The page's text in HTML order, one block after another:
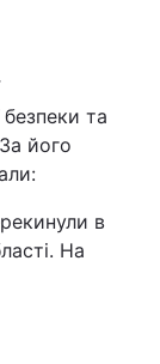
безпеки та
його
в
На